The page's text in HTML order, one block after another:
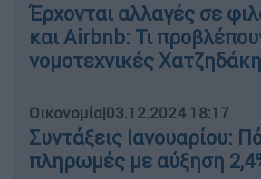
Έρχονται αλλαγές σε
και Airbnb: Τι
νομοτεχνικές Χατζηδάκη
Οικονομία|03.12.2024 18:17
Συντάξεις Ιανουαρίου:
πληρωμές με αύξηση